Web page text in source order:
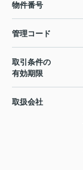
物件番号
管理コード
取引条件の
有効期限
取扱会社